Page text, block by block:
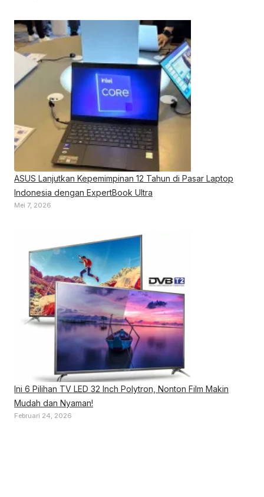
ASUS Lanjutkan Kepemimpinan 12 Tahun di Pasar Laptop
Indonesia dengan ExpertBook Ultra
Mei 7, 2026
Ini 6 Pilihan TV LED 32 Inch Polytron, Nonton Film Makin
Mudah dan Nyaman!
Februari 24, 2026